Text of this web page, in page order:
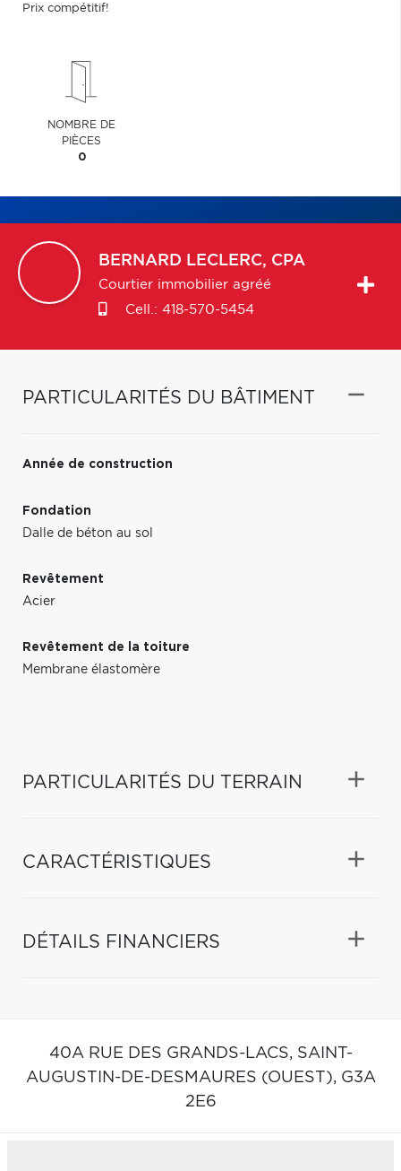
Prix compétitif!
NOMBRE DE
PIÈCES
0
BERNARD LECLERC, CPA
Courtier immobilier agréé
Cell.: 418-570-5454
PARTICULARITÉS DU BÂTIMENT
Année de construction
Fondation
Dalle de béton au sol
Revêtement
Acier
Revêtement de la toiture
Membrane élastomère
PARTICULARITÉS DU TERRAIN
CARACTÉRISTIQUES
DÉTAILS FINANCIERS
40A RUE DES GRANDS-LACS, SAINT-
AUGUSTIN-DE-DESMAURES (OUEST), G3A
2E6